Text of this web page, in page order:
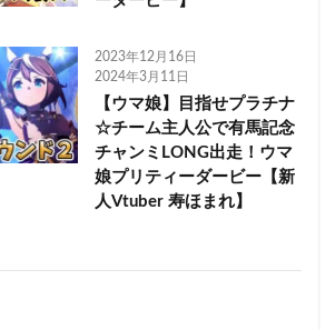
2023年12月16日
2024年3月11日
【ウマ娘】目指せプラチナ
☆チーム主人公で有馬記念
チャンミLONG出走！ウマ
娘プリティーダービー【新
人Vtuber 寿ほまれ】